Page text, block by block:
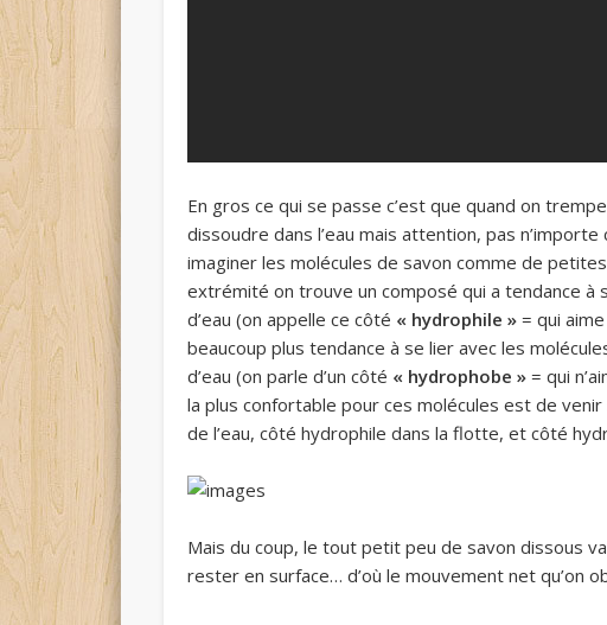
En gros ce qui se passe c’est que quand on
dissoudre dans l’eau mais attention, pas
imaginer les molécules de savon comme de
extrémité on trouve un composé qui a tendance à
d’eau (on appelle ce côté « hydrophile » = qui
beaucoup plus tendance à se lier avec les
d’eau (on parle d’un côté « hydrophobe » = qui
la plus confortable pour ces molécules est de
de l’eau, côté hydrophile dans la flotte, et côté
Mais du coup, le tout petit peu de savon dissous
rester en surface… d’où le mouvement net qu’on